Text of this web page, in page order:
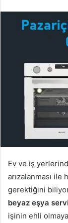
Ev ve iş
arızalanması ile
gerektiğini
beyaz eşya
işinin ehli